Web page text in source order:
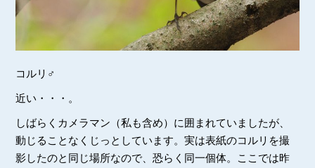
コルリ♂
近い・・・。
しばらくカメラマン（私も含め）に囲まれていましたが、
動じることなくじっとしています。実は表紙のコルリを撮
影したのと同じ場所なので、恐らく同一個体。ここでは昨